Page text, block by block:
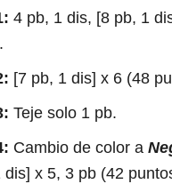
4 pb, 1 dis, [8 pb, 1
[7 pb, 1 dis] x 6 (48
Teje solo 1 pb.
Cambio de color a
dis] x 5, 3 pb (42